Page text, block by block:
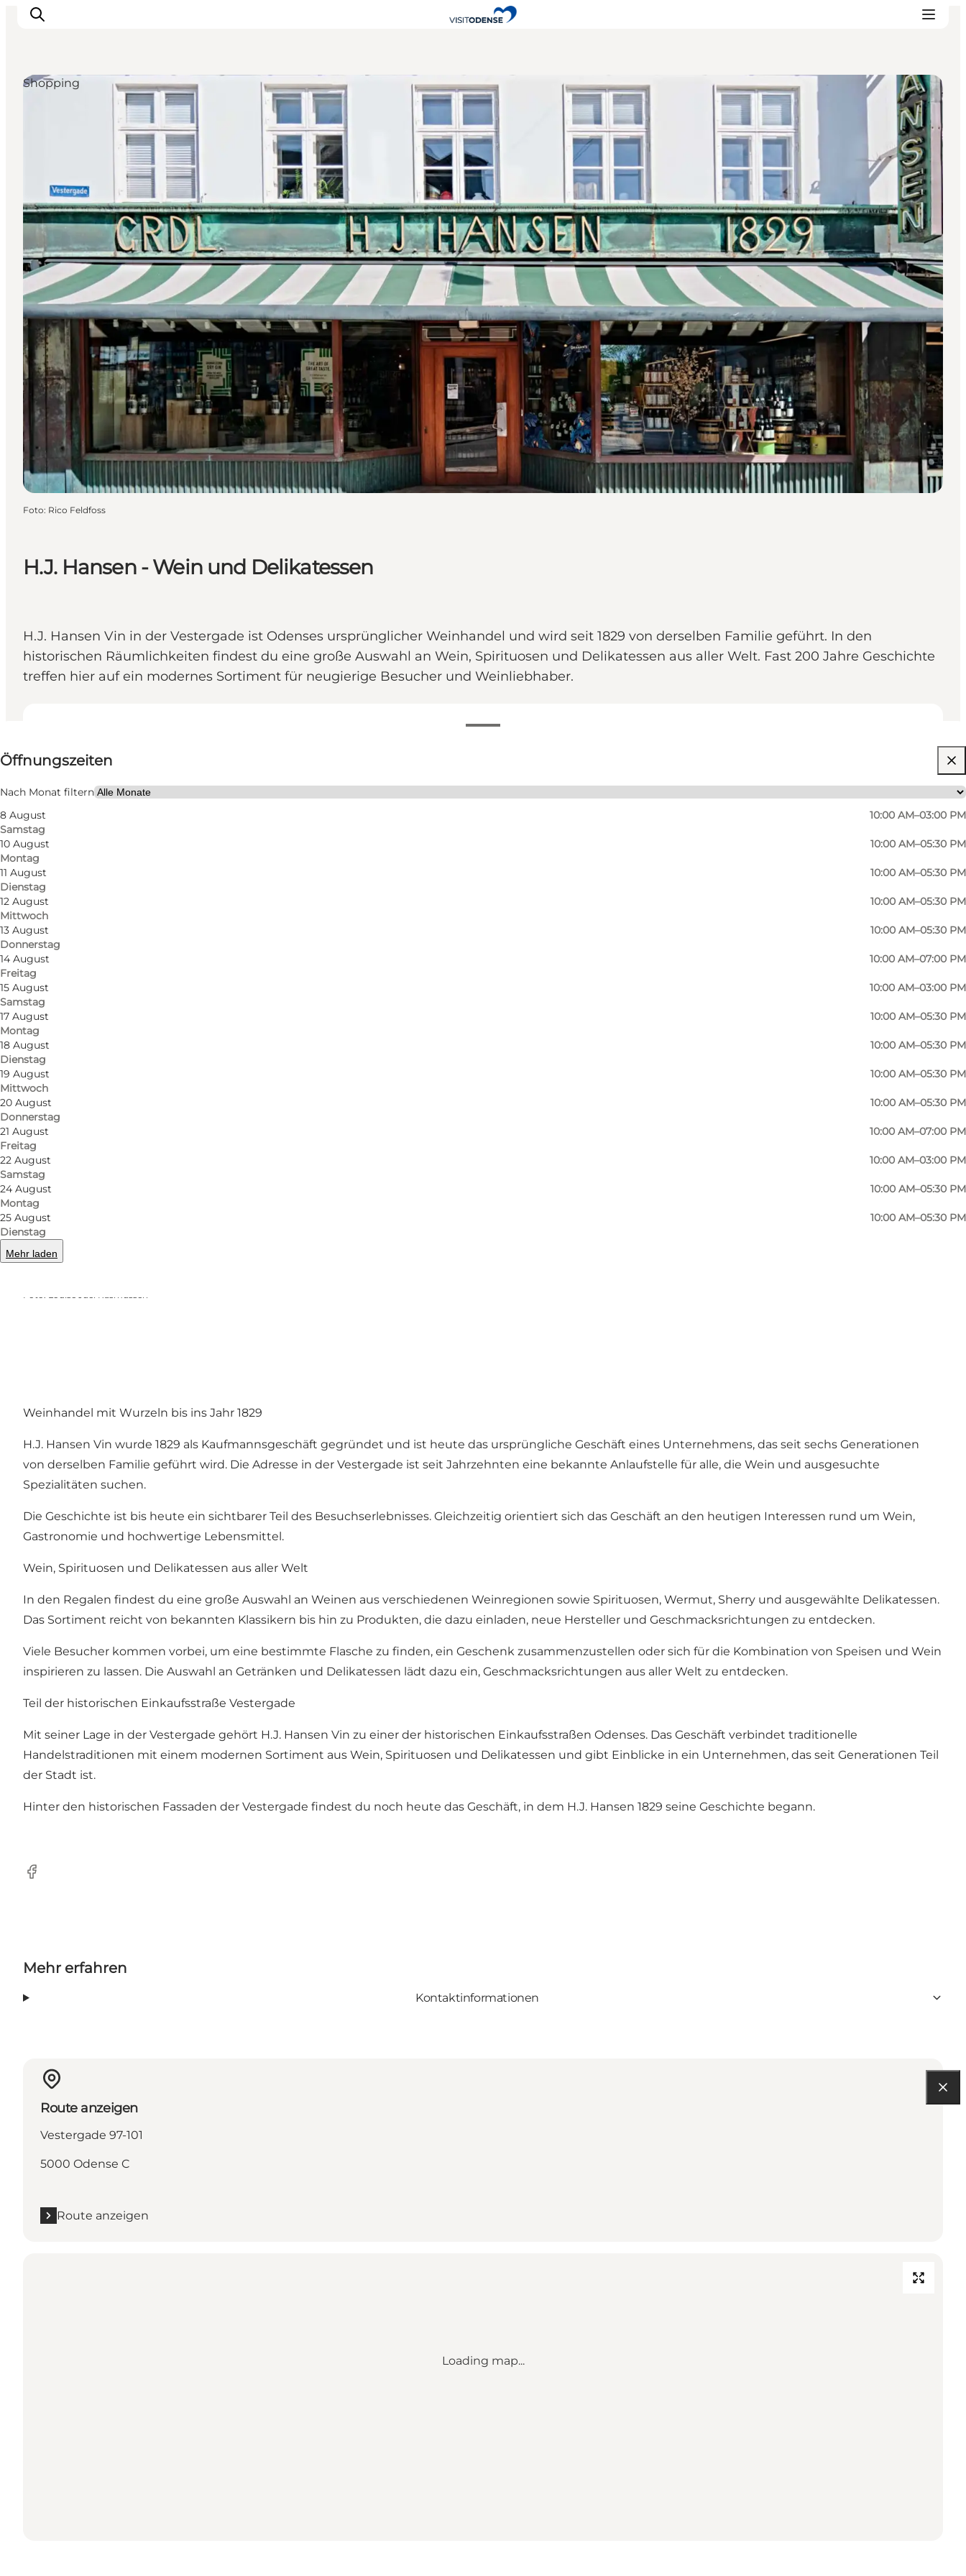
Odense erleben
Veranstaltungen
Reiseplanung
Inspiration
H.J. Hansen - Wein und Delikatessen
H.J. Hansen Vin in der Vestergade ist Odenses ursprünglicher Weinhandel und wird seit 1829 von derselben Familie geführt. In den
historischen Räumlichkeiten findest du eine große Auswahl an Wein, Spirituosen und Delikatessen aus aller Welt. Fast 200 Jahre Geschichte
treffen hier auf ein modernes Sortiment für neugierige Besucher und Weinliebhaber.
Öffnungszeiten
Nach Monat filtern
8 August
Samstag
10:00 AM–03:00 PM
10 August
Montag
10:00 AM–05:30 PM
11 August
Dienstag
10:00 AM–05:30 PM
12 August
Mittwoch
10:00 AM–05:30 PM
13 August
Donnerstag
10:00 AM–05:30 PM
14 August
Freitag
10:00 AM–07:00 PM
15 August
Samstag
10:00 AM–03:00 PM
17 August
Montag
10:00 AM–05:30 PM
18 August
Dienstag
10:00 AM–05:30 PM
19 August
Mittwoch
10:00 AM–05:30 PM
20 August
Donnerstag
10:00 AM–05:30 PM
21 August
Freitag
10:00 AM–07:00 PM
22 August
Samstag
10:00 AM–03:00 PM
24 August
Montag
10:00 AM–05:30 PM
25 August
Dienstag
10:00 AM–05:30 PM
Mehr laden
Website besuchen
Shopping
Foto: Rico Feldfoss
Foto: Louise Juel Rasmussen
Weinhandel mit Wurzeln bis ins Jahr 1829
H.J. Hansen Vin wurde 1829 als Kaufmannsgeschäft gegründet und ist heute das ursprüngliche Geschäft eines Unternehmens, das seit sechs Generationen
von derselben Familie geführt wird. Die Adresse in der Vestergade ist seit Jahrzehnten eine bekannte Anlaufstelle für alle, die Wein und ausgesuchte
Spezialitäten suchen.
Die Geschichte ist bis heute ein sichtbarer Teil des Besuchserlebnisses. Gleichzeitig orientiert sich das Geschäft an den heutigen Interessen rund um Wein,
Gastronomie und hochwertige Lebensmittel.
Wein, Spirituosen und Delikatessen aus aller Welt
In den Regalen findest du eine große Auswahl an Weinen aus verschiedenen Weinregionen sowie Spirituosen, Wermut, Sherry und ausgewählte Delikatessen.
Das Sortiment reicht von bekannten Klassikern bis hin zu Produkten, die dazu einladen, neue Hersteller und Geschmacksrichtungen zu entdecken.
Viele Besucher kommen vorbei, um eine bestimmte Flasche zu finden, ein Geschenk zusammenzustellen oder sich für die Kombination von Speisen und Wein
inspirieren zu lassen. Die Auswahl an Getränken und Delikatessen lädt dazu ein, Geschmacksrichtungen aus aller Welt zu entdecken.
Teil der historischen Einkaufsstraße Vestergade
Mit seiner Lage in der Vestergade gehört H.J. Hansen Vin zu einer der historischen Einkaufsstraßen Odenses. Das Geschäft verbindet traditionelle
Handelstraditionen mit einem modernen Sortiment aus Wein, Spirituosen und Delikatessen und gibt Einblicke in ein Unternehmen, das seit Generationen Teil
der Stadt ist.
Hinter den historischen Fassaden der Vestergade findest du noch heute das Geschäft, in dem H.J. Hansen 1829 seine Geschichte begann.
Facebook
Mehr erfahren
Kontaktinformationen
Route anzeigen
Vestergade 97-101
5000 Odense C
Route anzeigen
Loading map...